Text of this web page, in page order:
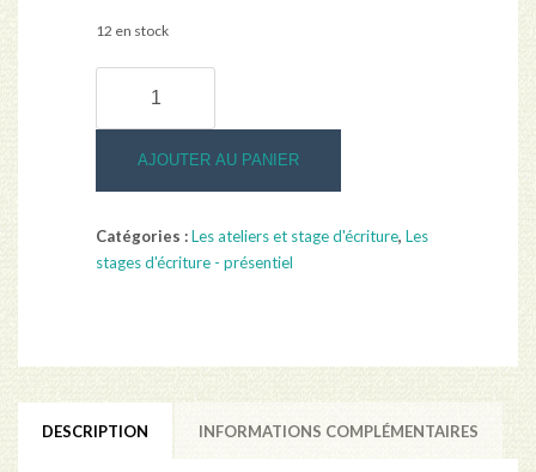
12 en stock
Ecrire
famille
à
AJOUTER AU PANIER
Catégories :Les ateliers et stage d'écriture, Les
stages d'écriture - présentiel
DESCRIPTION INFORMATIONS COMPLÉMENTAIRES